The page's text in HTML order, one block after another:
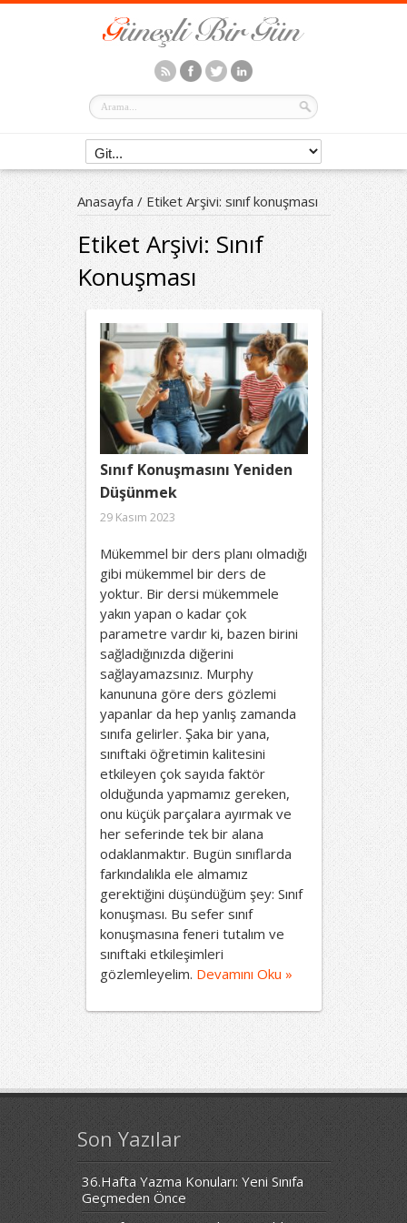
Anasayfa / Etiket Arşivi: sınıf konuşması
Etiket Arşivi:Sınıf
Konuşması
Sınıf Konuşmasını Yeniden
Düşünmek
29 Kasım 2023
Mükemmel bir ders planı olmadığı
gibi mükemmel bir ders de
yoktur. Bir dersi mükemmele
yakın yapan o kadar çok
parametre vardır ki, bazen birini
sağladığınızda diğerini
sağlayamazsınız. Murphy
kanununa göre ders gözlemi
yapanlar da hep yanlış zamanda
sınıfa gelirler. Şaka bir yana,
sınıftaki öğretimin kalitesini
etkileyen çok sayıda faktör
olduğunda yapmamız gereken,
onu küçük parçalara ayırmak ve
her seferinde tek bir alana
odaklanmaktır. Bugün sınıflarda
farkındalıkla ele almamız
gerektiğini düşündüğüm şey: Sınıf
konuşması. Bu sefer sınıf
konuşmasına feneri tutalım ve
sınıftaki etkileşimleri
gözlemleyelim. Devamını Oku »
Son Yazılar
36.Hafta Yazma Konuları: Yeni Sınıfa
Geçmeden Önce